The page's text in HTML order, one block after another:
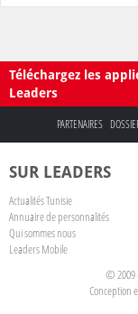
Téléchargez les
Leaders
PARTENAIRES
SUR LEADERS
Actualités Tunisie
Annuaire de personnalités
Qui sommes nous
Leaders Mobile
© 2009
Conception